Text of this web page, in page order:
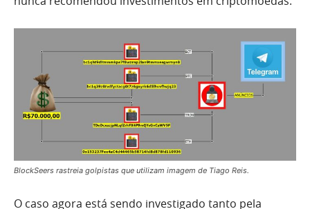
BlockSeers rastreia golpistas que utilizam imagem de Tiago Reis.
O caso agora está sendo investigado tanto pela